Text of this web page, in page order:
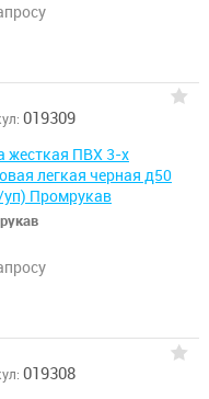
019309
жесткая ПВХ 3-х
легкая черная д50
Промрукав
019308